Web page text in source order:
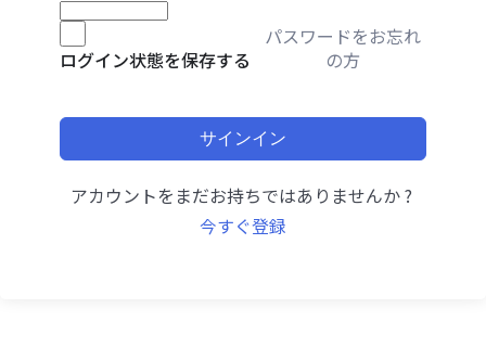
ログイン状態を保存する
パスワードをお忘れ
の方
サインイン
アカウントをまだお持ちではありませんか ?
今すぐ登録